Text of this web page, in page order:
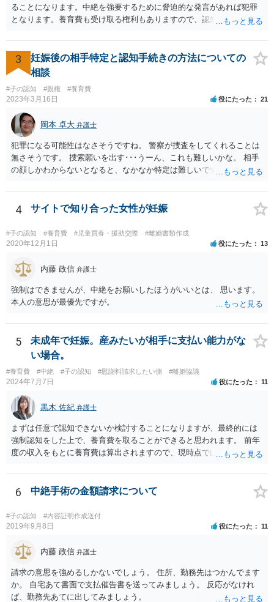
ることになります。中絶を強要するために脅迫的な発言があれば犯罪
となります。養育費も受け取る権利もありますので、認知等につきお
勧めします。
3
妊娠後の相手特定と認知手続きの方法についての
相談
#子の認知 #親権 #養育費
2023年3月16日 役にたった 21
岡本 卓大 弁護士
犯罪になる可能性はなさそうですね。 警察が捜査をしてくれることは
無さそうです。 捜索願いを出す･･･うーん、これも難しいかな。 相手
の顔しかわからないとなると、なかなか特定は難しいですね。 お役に
4 サイトで知り合った女性が妊娠
#子の認知 #養育費 #児童買春・援助交際 #離婚書類作成
2020年12月1日 役にたった 13
内藤 政信 弁護士
強制はできませんが、中絶をお願いしたほうがいいとは、 思います。
本人の意思が最優先ですが。
5
未成年で妊娠。産みたいが相手に支払い能力がな
い場合。
#養育費 #中絶 #子の認知 #慰謝料請求したい側 #離婚協議
2024年7月7日 役にたった 11
黒木 佐紀 弁護士
まずは任意で認知できないか検討することになりますが、最終的には
強制認知をした上で、養育費を取ることができると思われます。 前年
度の収入をもとに養育費は算出されますので、現時点では少額しか取
育費の増額調停を起こすこともできます。 仮に中絶する場合でも、相
手方が妊娠について話し合いをしっかりしてくれない場合には、慰謝
料請求などもできる可能性があります。 いずれにせよ、親御さんとの
関わりが不可欠となると思われますので、一度話し合った上で、法律
事務所へ早めのご相談をされたほうがよろしいかと思います。
6 中絶手術の金額請求について
#子の認知 #内容証明作成送付
2019年9月8日 役にたった 11
内藤 政信 弁護士
請求の意思を強めるしかないでしょう。 住所、勤務先はつかんでます
か。 自宅あて書面で支払催告書を送ってみましょう。 反応がなけれ
ば、勤務先あてに出してみましょう。